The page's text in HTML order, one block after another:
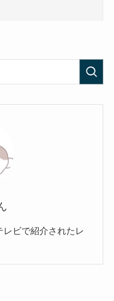
ビで紹介されたレ